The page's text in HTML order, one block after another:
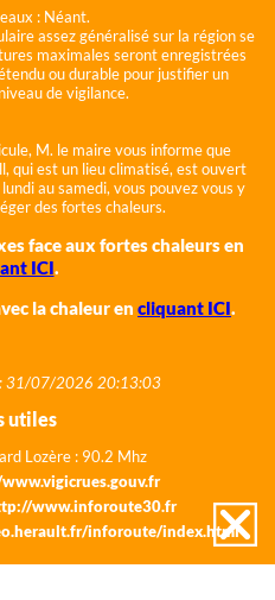
: Néant.
assez généralisé sur la région se
maximales seront enregistrées
ou durable pour justifier un
de vigilance.
M. le maire vous informe que
qui est un lieu climatisé, est ouvert
au samedi, vous pouvez vous y
des fortes chaleurs.
face aux fortes chaleurs en
ICI.
la chaleur en cliquant ICI.
: 31/07/2026 20:13:03
utiles
Lozère : 90.2 Mhz
www.inforoute30.fr
inforoute/index.html